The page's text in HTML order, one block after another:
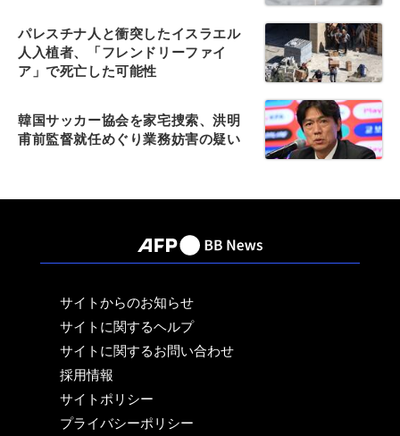
パレスチナ人と衝突したイスラエル
人入植者、「フレンドリーファイ
ア」で死亡した可能性
韓国サッカー協会を家宅捜索、洪明
甫前監督就任めぐり業務妨害の疑い
サイトからのお知らせ
サイトに関するヘルプ
サイトに関するお問い合わせ
採用情報
サイトポリシー
プライバシーポリシー